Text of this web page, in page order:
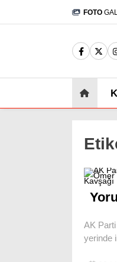
FOTO
AK
yerinde